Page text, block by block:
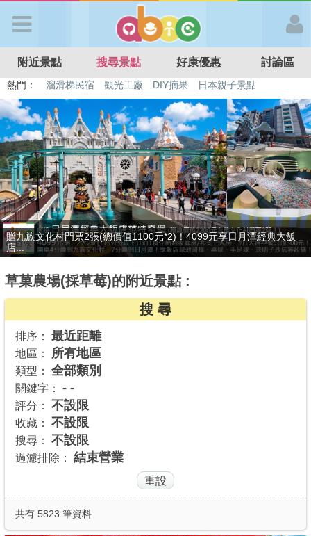
APP登入
首 頁
搜尋景點
好康優惠
最新消息
最新留言
商家合作
推薦景點
討論區
APP下載
附近景點 搜尋景點 好康優惠 討論區
熱門： 特色遊戲場 親子住房優惠 台北親子餐廳
溫泉泡湯SPA
溜滑梯民宿
觀光工廠 DIY摘果 日本親子景點
只賣4天，要訂要快！捷絲旅-宜蘭礁溪館3099元起享2大1幼1泊1食住
雙人...
草菓農場(採草莓)的附近景點 :
搜 尋
排序： 最近距離
地區： 所有地區
類型： 全部類別
關鍵字： - -
評分： 不設限
收藏： 不設限
搜尋： 不設限
過濾排除： 結束營業
共有 5823 筆資料